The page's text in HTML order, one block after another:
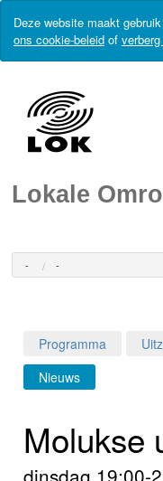
Deze website maakt
ons cookie-beleid of
Lokale
- -
Login
Programma's
Programma
Nieuws
Molukse